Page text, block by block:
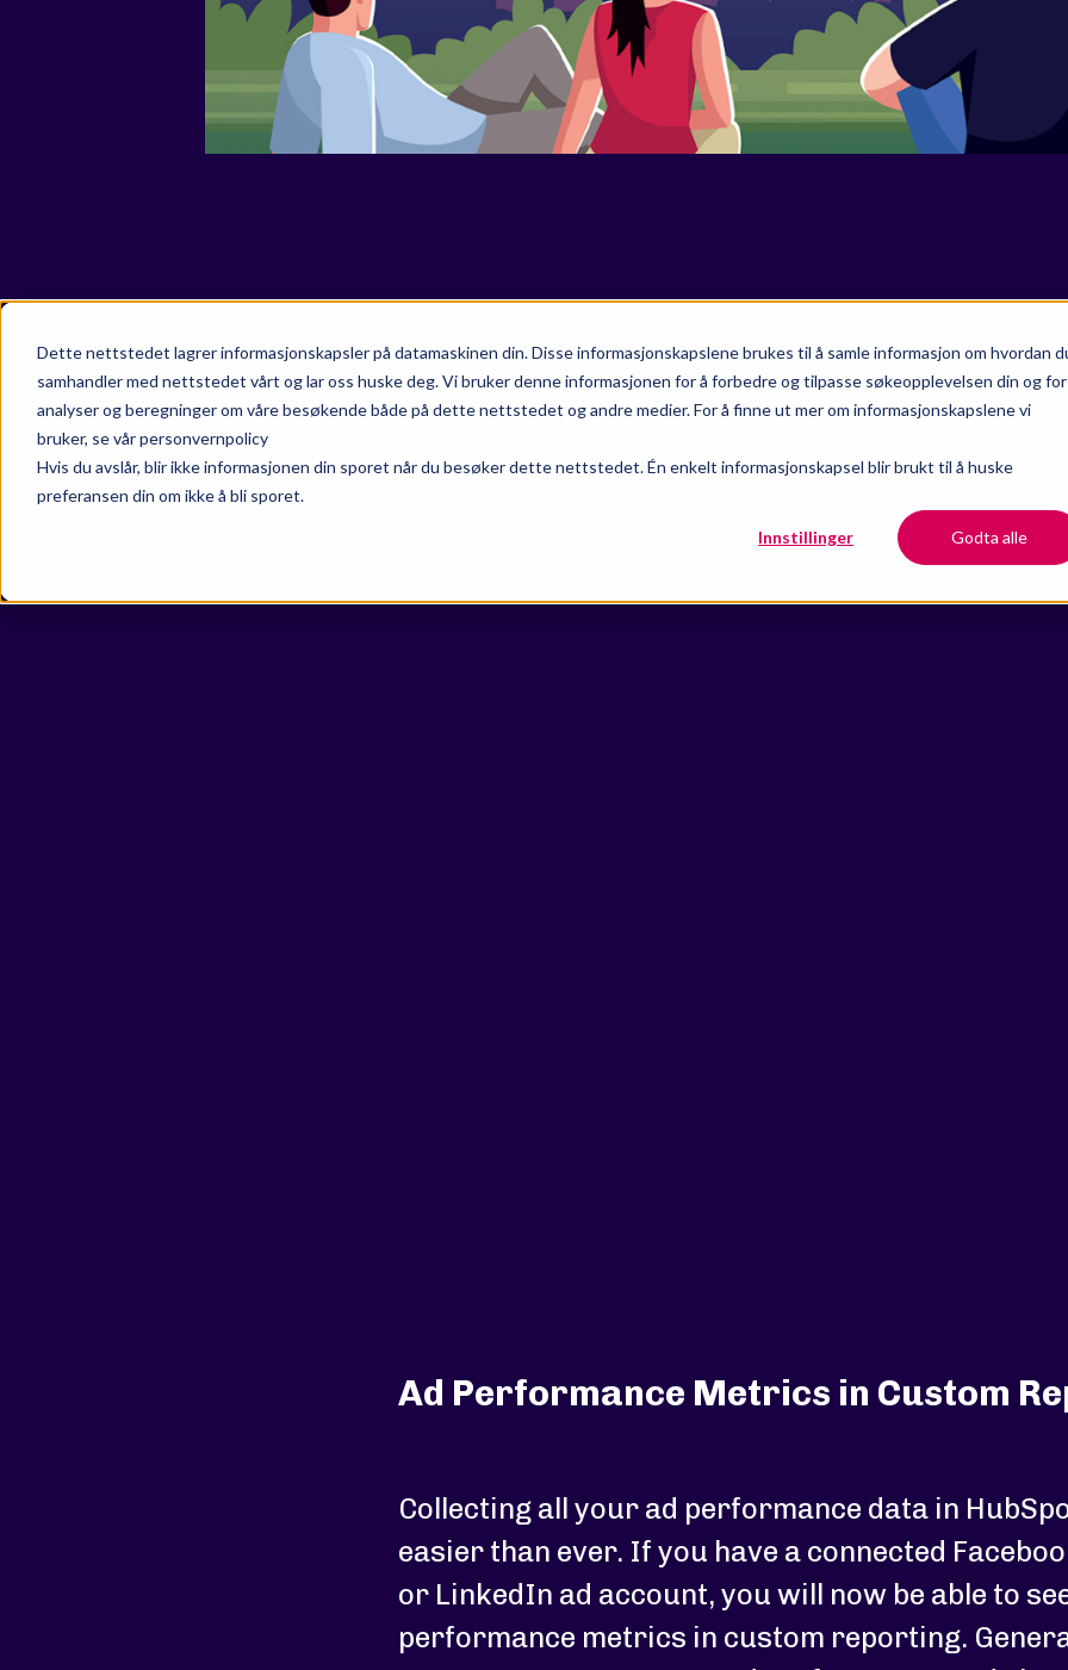
Dette nettstedet lagrer informasjonskapsler på datamaskinen din. Disse informasjonskapslene brukes til å samle informasjon om hvordan
samhandler med nettstedet vårt og lar oss huske deg. Vi bruker denne informasjonen for å forbedre og tilpasse søkeopplevelsen din og for
analyser og beregninger om våre besøkende både på dette nettstedet og andre medier. For å finne ut mer om informasjonskapslene vi
bruker, se vår personvernpolicy
Hvis du avslår, blir ikke informasjonen din sporet når du besøker dette nettstedet. Én enkelt informasjonskapsel blir brukt til å huske
preferansen din om ikke å bli sporet.
Innstillinger Godta alle
Ad Performance Metrics in Custom
Collecting all your ad performance data in
easier than ever. If you have a connected
or LinkedIn ad account, you will now be able to
performance metrics in custom reporting.